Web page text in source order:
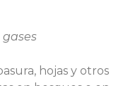
hojas y otros